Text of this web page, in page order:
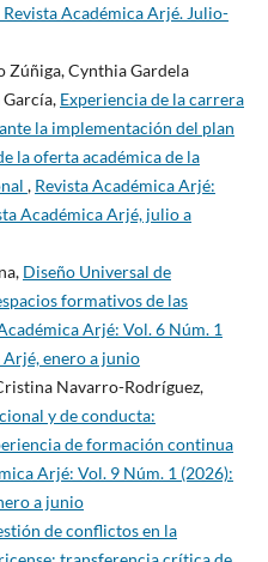
Académica Arjé. Julio-
Zúñiga, Cynthia Gardela
Experiencia de la carrera
la implementación del plan
la oferta académica de la
, Revista Académica Arjé:
Académica Arjé, julio a
Diseño Universal de
formativos de las
Arjé: Vol. 6 Núm. 1
Arjé, enero a junio
Navarro-Rodríguez,
y de conducta:
de formación continua
Arjé: Vol. 9 Núm. 1 (2026):
a junio
de conflictos en la